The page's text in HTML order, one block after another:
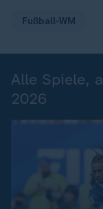
Fußball-WM
Alle Spiele,
2026